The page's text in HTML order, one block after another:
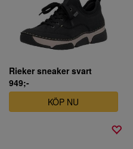
Rieker sneaker svart
949;-
KÖP NU